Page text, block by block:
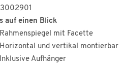
auf einen Blick
Rahmenspiegel mit Facette
Horizontal und vertikal montierbar
Inklusive Aufhänger